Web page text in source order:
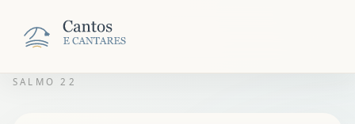
SALMO 22